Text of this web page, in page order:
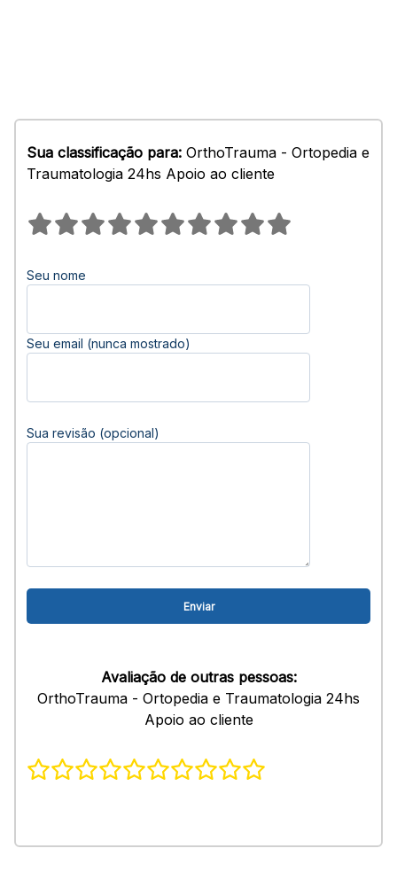
Sua classificação para: OrthoTrauma - Ortopedia e
Traumatologia 24hs Apoio ao cliente
Seu nome
Seu email (nunca mostrado)
Sua revisão (opcional)
Avaliação de outras pessoas:
OrthoTrauma - Ortopedia e Traumatologia 24hs
Apoio ao cliente